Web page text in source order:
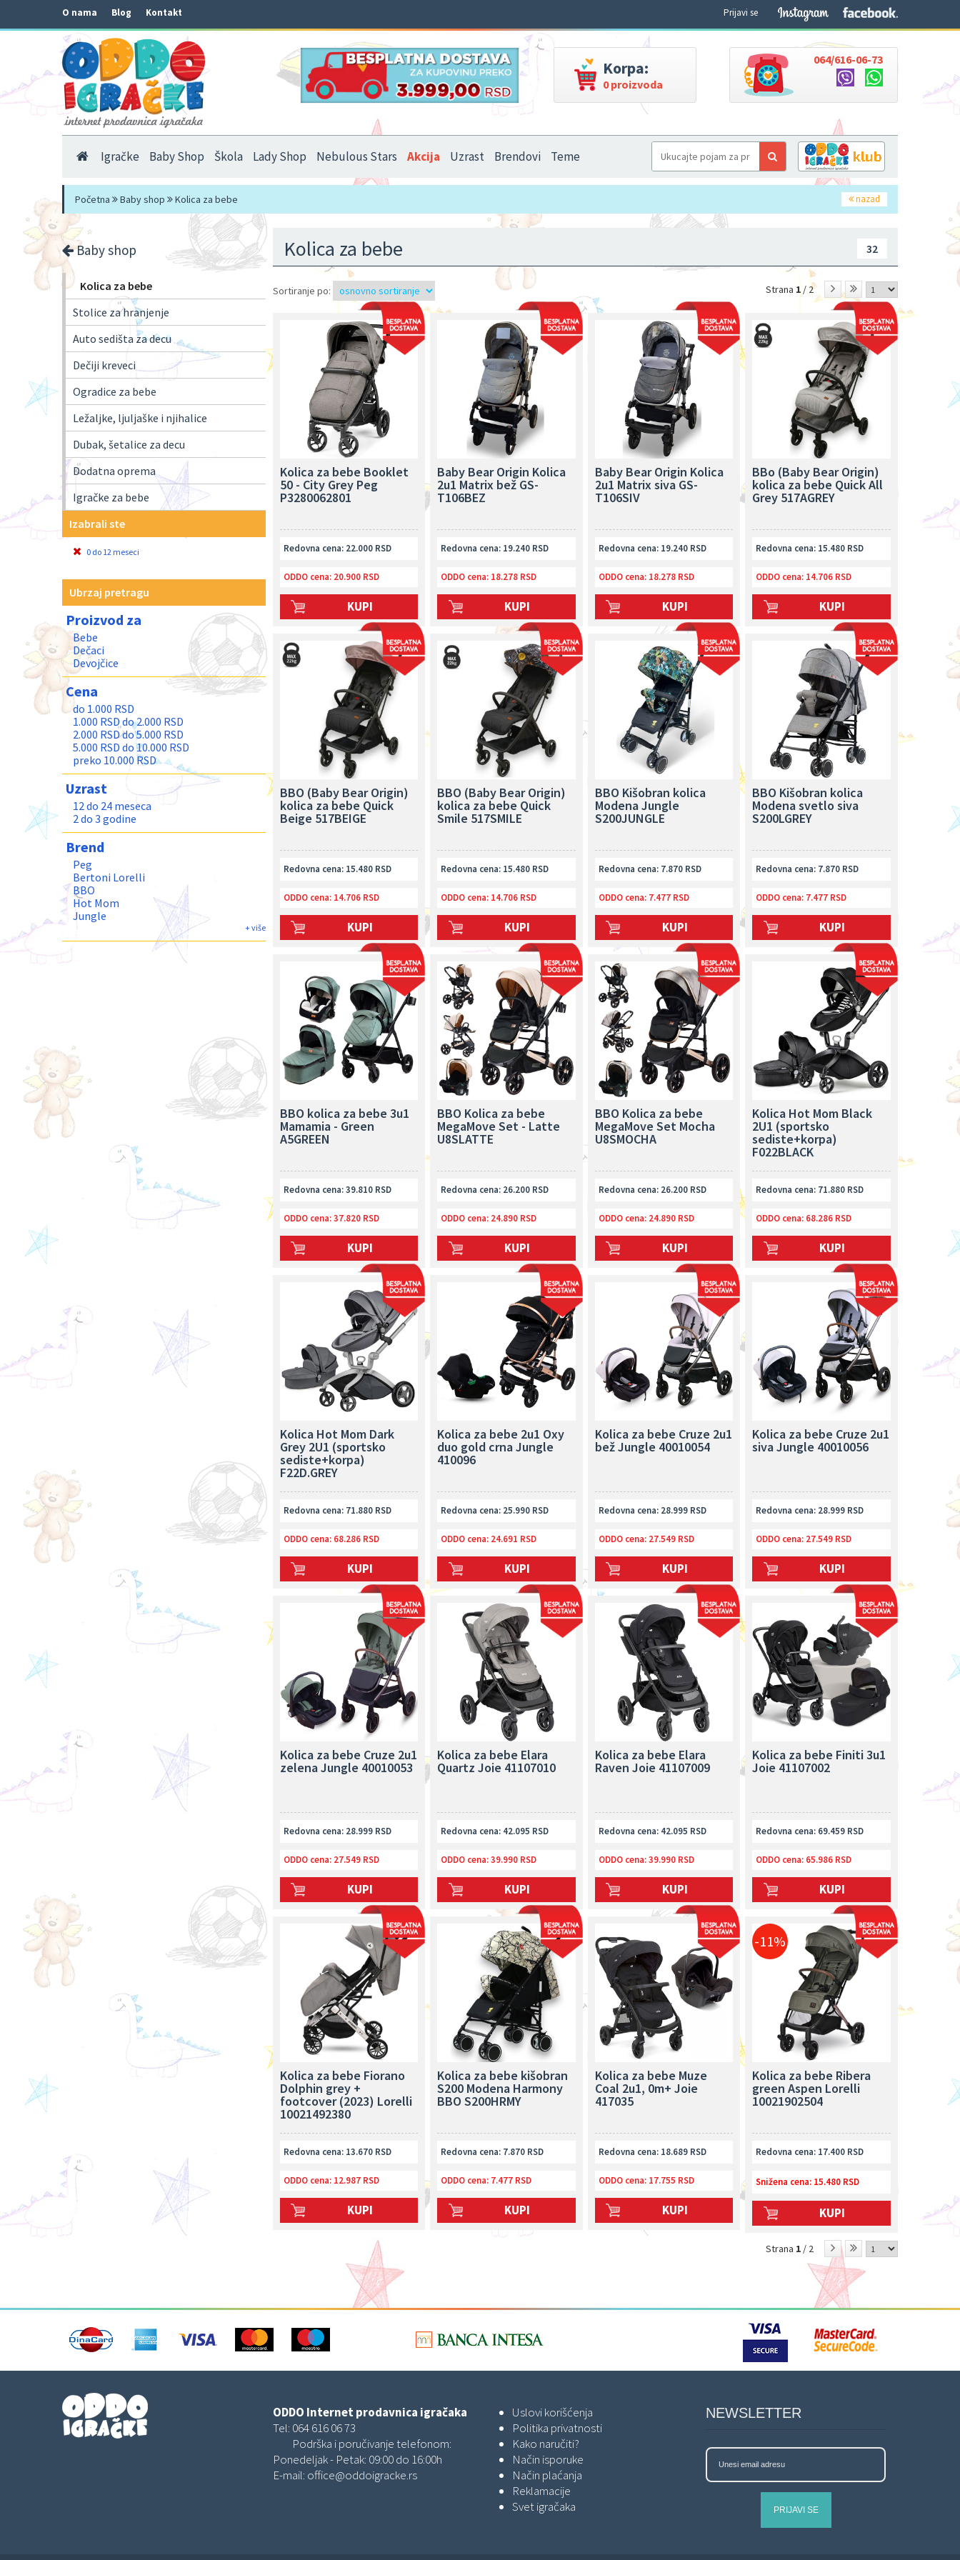
O nama Blog Kontakt Prijavi se
Korpa:
0 proizvoda
064/616-06-73
Igračke Baby Shop Škola Lady Shop Nebulous Stars Akcija Uzrast Brendovi Teme
Početna Baby shop Kolica za bebe nazad
Baby shop
Kolica za bebe
Stolice za hranjenje
Auto sedišta za decu
Dečiji kreveci
Ogradice za bebe
Ležaljke, ljuljaške i njihalice
Dubak, šetalice za decu
Dodatna oprema
Igračke za bebe
Izabrali ste
0 do 12 meseci
Ubrzaj pretragu
Proizvod za
Bebe
Dečaci
Devojčice
Cena
do 1.000 RSD
1.000 RSD do 2.000 RSD
2.000 RSD do 5.000 RSD
5.000 RSD do 10.000 RSD
preko 10.000 RSD
Uzrast
12 do 24 meseca
2 do 3 godine
Brend
Peg
Bertoni Lorelli
BBO
Hot Mom
Jungle
+ više
Kolica za bebe 32
Strana 1/ 2
Sortiranje po:
Kolica za bebe Booklet
50 - City Grey Peg
P3280062801
Redovna cena: 22.000 RSD
ODDO cena:20.900 RSD
KUPI
Baby Bear Origin Kolica
2u1 Matrix bež GS-
T106BEZ
Redovna cena: 19.240 RSD
ODDO cena: 18.278 RSD
KUPI
Baby Bear Origin Kolica
2u1 Matrix siva GS-
T106SIV
Redovna cena: 19.240 RSD
ODDO cena:18.278 RSD
KUPI
BBo (Baby Bear Origin)
kolica za bebe Quick All
Grey 517AGREY
Redovna cena: 15.480 RSD
ODDO cena: 14.706 RSD
KUPI
BBO (Baby Bear Origin)
kolica za bebe Quick
Beige 517BEIGE
Redovna cena: 15.480 RSD
ODDO cena:14.706 RSD
KUPI
BBO (Baby Bear Origin)
kolica za bebe Quick
Smile 517SMILE
Redovna cena: 15.480 RSD
ODDO cena: 14.706 RSD
KUPI
BBO Kišobran kolica
Modena Jungle
S200JUNGLE
Redovna cena: 7.870 RSD
ODDO cena:7.477 RSD
KUPI
BBO Kišobran kolica
Modena svetlo siva
S200LGREY
Redovna cena: 7.870 RSD
ODDO cena: 7.477 RSD
KUPI
BBO kolica za bebe 3u1
Mamamia - Green
A5GREEN
Redovna cena: 39.810 RSD
ODDO cena:37.820 RSD
KUPI
BBO Kolica za bebe
MegaMove Set - Latte
U8SLATTE
Redovna cena: 26.200 RSD
ODDO cena: 24.890 RSD
KUPI
BBO Kolica za bebe
MegaMove Set Mocha
U8SMOCHA
Redovna cena: 26.200 RSD
ODDO cena:24.890 RSD
KUPI
Kolica Hot Mom Black
2U1 (sportsko
sediste+korpa)
F022BLACK
Redovna cena: 71.880 RSD
ODDO cena: 68.286 RSD
KUPI
Kolica Hot Mom Dark
Grey 2U1 (sportsko
sediste+korpa)
F22D.GREY
Redovna cena: 71.880 RSD
ODDO cena:68.286 RSD
KUPI
Kolica za bebe 2u1 Oxy
duo gold crna Jungle
410096
Redovna cena: 25.990 RSD
ODDO cena: 24.691 RSD
KUPI
Kolica za bebe Cruze 2u1
bež Jungle 40010054
Redovna cena: 28.999 RSD
ODDO cena:27.549 RSD
KUPI
Kolica za bebe Cruze 2u1
siva Jungle 40010056
Redovna cena: 28.999 RSD
ODDO cena: 27.549 RSD
KUPI
Kolica za bebe Cruze 2u1
zelena Jungle 40010053
Redovna cena: 28.999 RSD
ODDO cena:27.549 RSD
KUPI
Kolica za bebe Elara
Quartz Joie 41107010
Redovna cena: 42.095 RSD
ODDO cena:39.990 RSD
KUPI
Kolica za bebe Elara
Raven Joie 41107009
Redovna cena: 42.095 RSD
ODDO cena:39.990 RSD
KUPI
Kolica za bebe Finiti 3u1
Joie 41107002
Redovna cena: 69.459 RSD
ODDO cena: 65.986 RSD
KUPI
Kolica za bebe Fiorano
Dolphin grey +
footcover (2023) Lorelli
10021492380
Redovna cena: 13.670 RSD
ODDO cena:12.987 RSD
KUPI
Kolica za bebe kišobran
S200 Modena Harmony
BBO S200HRMY
Redovna cena: 7.870 RSD
ODDO cena: 7.477 RSD
KUPI
Kolica za bebe Muze
Coal 2u1, 0m+ Joie
417035
Redovna cena: 18.689 RSD
ODDO cena:17.755 RSD
KUPI
-11%
Kolica za bebe Ribera
green Aspen Lorelli
10021902504
Redovna cena: 17.400 RSD
Snižena cena: 15.480 RSD
KUPI
Strana 1/ 2
ODDO Internet prodavnica igračaka
Tel: 064 616 06 73
Podrška i poručivanje telefonom:
Ponedeljak - Petak: 09:00 do 16:00h
E-mail: office@oddoigracke.rs
Uslovi korišćenja
Politika privatnosti
Kako naručiti?
Način isporuke
Način plaćanja
Reklamacije
Svet igračaka
NEWSLETTER
PRIJAVI SE